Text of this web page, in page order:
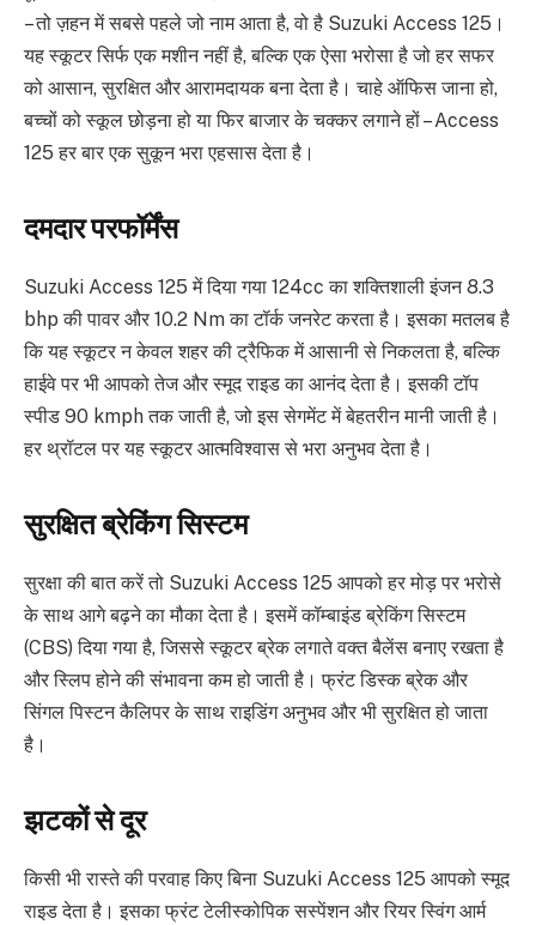
– तो ज़हन में सबसे पहले जो नाम आता है, वो है Suzuki Access 125।
यह स्कूटर सिर्फ एक मशीन नहीं है, बल्कि एक ऐसा भरोसा है जो हर सफर
को आसान, सुरक्षित और आरामदायक बना देता है। चाहे ऑफिस जाना हो,
बच्चों को स्कूल छोड़ना हो या फिर बाजार के चक्कर लगाने हों – Access
125 हर बार एक सुकून भरा एहसास देता है।
दमदार परफॉर्मेंस
Suzuki Access 125 में दिया गया 124cc का शक्तिशाली इंजन 8.3
bhp की पावर और 10.2 Nm का टॉर्क जनरेट करता है। इसका मतलब है
कि यह स्कूटर न केवल शहर की ट्रैफिक में आसानी से निकलता है, बल्कि
हाईवे पर भी आपको तेज और स्मूद राइड का आनंद देता है। इसकी टॉप
स्पीड 90 kmph तक जाती है, जो इस सेगमेंट में बेहतरीन मानी जाती है।
हर थ्रॉटल पर यह स्कूटर आत्मविश्वास से भरा अनुभव देता है।
सुरक्षित ब्रेकिंग सिस्टम
सुरक्षा की बात करें तो Suzuki Access 125 आपको हर मोड़ पर भरोसे
के साथ आगे बढ़ने का मौका देता है। इसमें कॉम्बाइंड ब्रेकिंग सिस्टम
(CBS) दिया गया है, जिससे स्कूटर ब्रेक लगाते वक्त बैलेंस बनाए रखता है
और स्लिप होने की संभावना कम हो जाती है। फ्रंट डिस्क ब्रेक और
सिंगल पिस्टन कैलिपर के साथ राइडिंग अनुभव और भी सुरक्षित हो जाता
है।
झटकों से दूर
किसी भी रास्ते की परवाह किए बिना Suzuki Access 125 आपको स्मूद
राइड देता है। इसका फ्रंट टेलीस्कोपिक सस्पेंशन और रियर स्विंग आर्म